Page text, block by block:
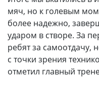
мяч, но к голевым
более надежно,
ударом в створе. За
ребят за самоотдачу,
с точки зрения
отметил главный